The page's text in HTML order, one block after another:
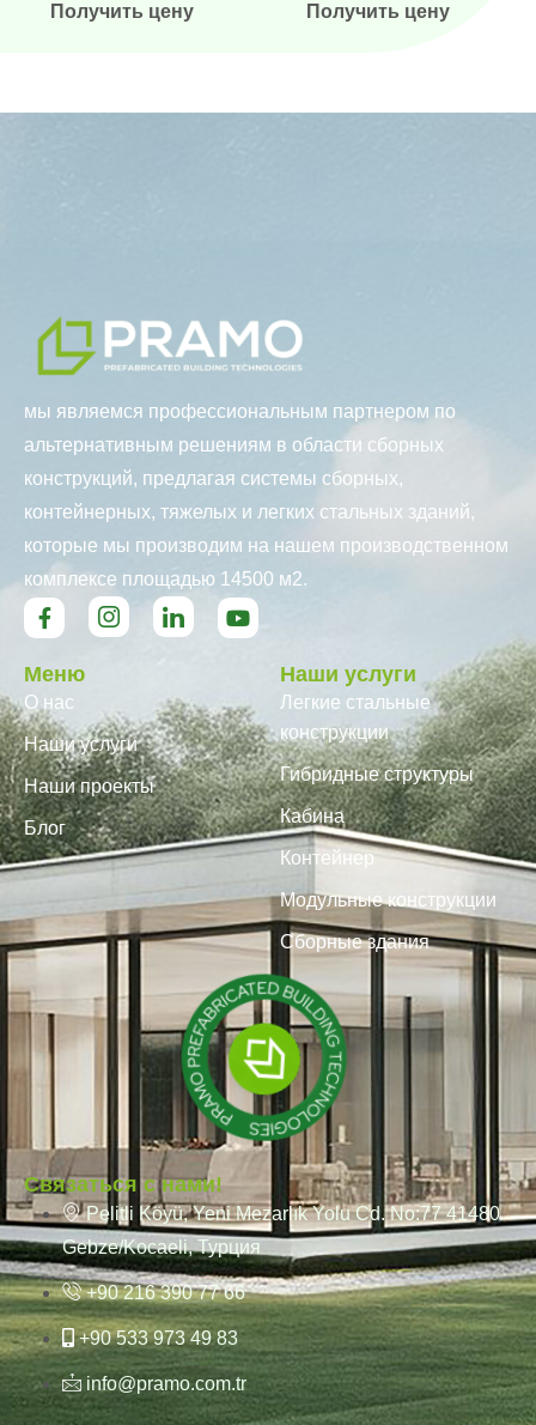
Получить цену Получить цену
мы являемся профессиональным партнером по
альтернативным решениям в области сборных
конструкций, предлагая системы сборных,
контейнерных, тяжелых и легких стальных зданий,
которые мы производим на нашем производственном
комплексе площадью 14500 м2.
Меню
О нас
Наши услуги
Наши проекты
Блог
Наши услуги
Легкие стальные
конструкции
Гибридные структуры
Кабина
Контейнер
Модульные конструкции
Сборные здания
Связаться с нами!
Pelitli Köyü, Yeni Mezarlık Yolu Cd. No:77 41480
Gebze/Kocaeli, Турция
+90 216 390 77 66
+90 533 973 49 83
info@pramo.com.tr